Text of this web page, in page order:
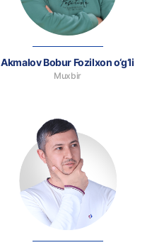
Akmalov Bobur Fozilxon o‘g‘li
Muxbir